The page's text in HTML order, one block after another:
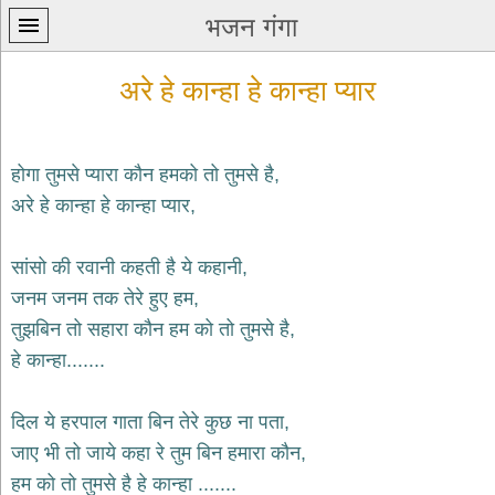
भजन गंगा
प्रथम
home
कृष्ण
भजन
krishna
bhajans
भजन
bhajans
हनुमान
अरे हे कान्हा हे कान्हा प्यार
होगा तुमसे प्यारा कौन हमको तो तुमसे है,
अरे हे कान्हा हे कान्हा प्यार,
सांसो की रवानी कहती है ये कहानी,
जनम जनम तक तेरे हुए हम,
तुझबिन तो सहारा कौन हम को तो तुमसे है,
हे कान्हा.......
दिल ये हरपाल गाता बिन तेरे कुछ ना पता,
जाए भी तो जाये कहा रे तुम बिन हमारा कौन,
हम को तो तुमसे है हे कान्हा .......